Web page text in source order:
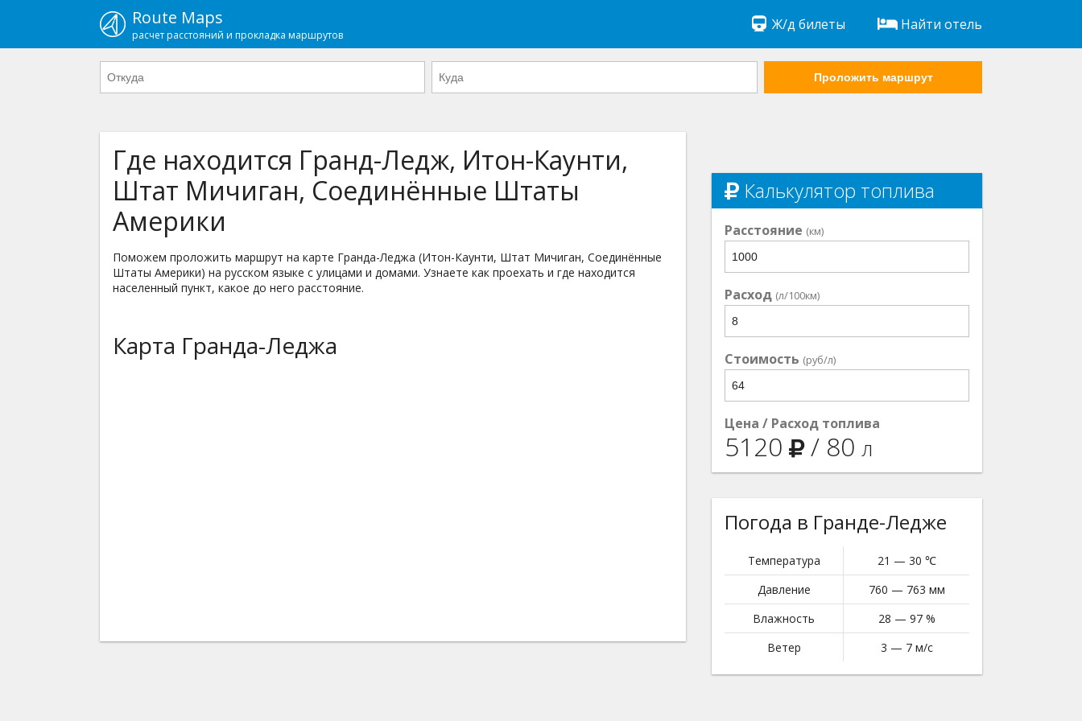
Route Maps
расчет расстояний и прокладка маршрутов
Ж/д билеты Найти отель
Проложить маршрут
Где находится Гранд-Ледж, Итон-Каунти,
Штат Мичиган, Соединённые Штаты
Америки
Поможем проложить маршрут на карте Гранда-Леджа (Итон-Каунти, Штат Мичиган, Соединённые
Штаты Америки) на русском языке с улицами и домами. Узнаете как проехать и где находится
населенный пункт, какое до него расстояние.
Карта Гранда-Леджа
Калькулятор топлива
Расстояние (км)
Расход (л/100км)
Стоимость (руб/л)
Цена / Расход топлива
5120 / 80 л
Погода в Гранде-Ледже
Температура
21 — 30 ℃
Давление
760 — 763 мм
Влажность
28 — 97 %
Ветер
3 — 7 м/с